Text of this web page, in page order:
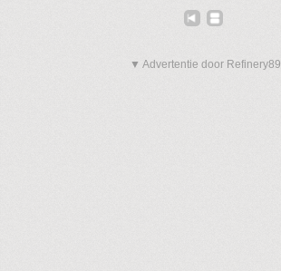
▼ Advertentie door Refinery89